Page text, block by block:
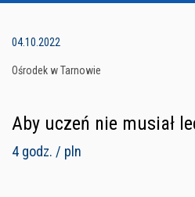
04.10.2022
Ośrodek w Tarnowie
Aby uczeń nie musiał
4 godz. / pln